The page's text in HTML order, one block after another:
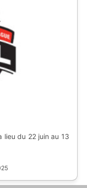
lieu du 22 juin au 13